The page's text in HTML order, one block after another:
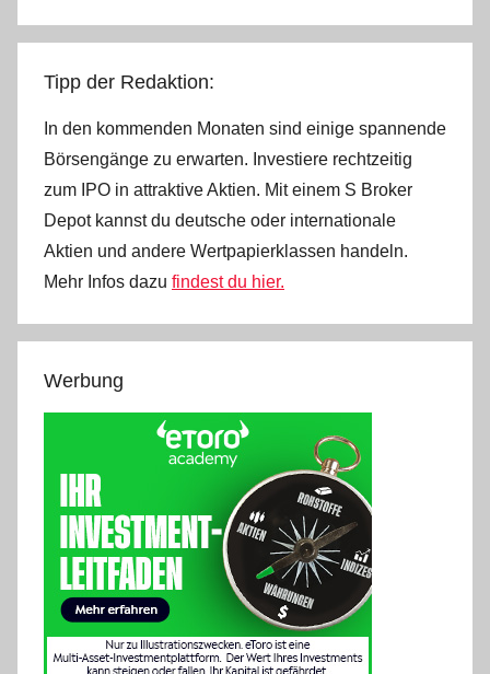
Tipp der Redaktion:
In den kommenden Monaten sind einige spannende
Börsengänge zu erwarten. Investiere rechtzeitig
zum IPO in attraktive Aktien. Mit einem S Broker
Depot kannst du deutsche oder internationale
Aktien und andere Wertpapierklassen handeln.
Mehr Infos dazu findest du hier.
Werbung